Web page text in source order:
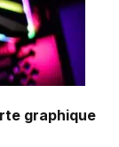
graphique